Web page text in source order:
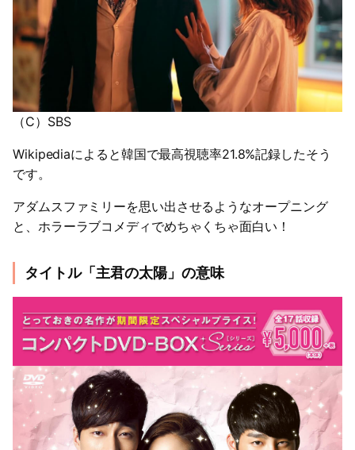
（C）SBS
Wikipediaによると韓国で最高視聴率21.8%記録したそう
です。
アダムスファミリーを思い出させるようなオープニング
と、ホラーラブコメディでめちゃくちゃ面白い！
タイトル「主君の太陽」の意味